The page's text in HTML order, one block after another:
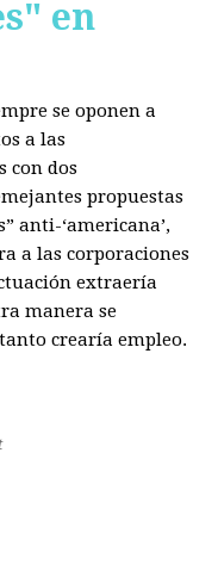
en
se oponen a
a las
con dos
propuestas
anti-‘americana’,
a las corporaciones
extraería
manera se
crearía empleo.